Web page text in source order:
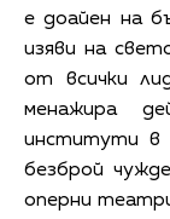
е доайен на
изяви на
от всички
менажира
институти в
безброй
оперни